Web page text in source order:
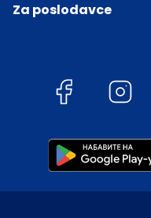
Za poslodavce